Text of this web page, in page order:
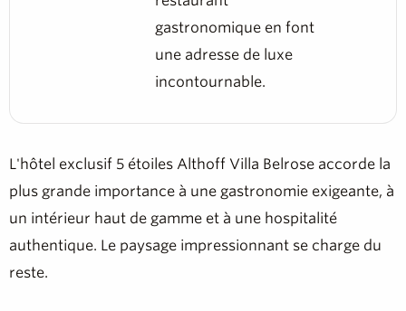
gastronomique en font
une adresse de luxe
incontournable.
L'hôtel exclusif 5 étoiles Althoff Villa Belrose accorde la
plus grande importance à une gastronomie exigeante, à
un intérieur haut de gamme et à une hospitalité
authentique. Le paysage impressionnant se charge du
reste.